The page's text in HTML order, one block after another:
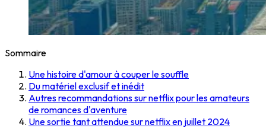
Sommaire
Une histoire d'amour à couper le souffle
Du matériel exclusif et inédit
Autres recommandations sur netflix pour les amateurs
de romances d'aventure
Une sortie tant attendue sur netflix en juillet 2024